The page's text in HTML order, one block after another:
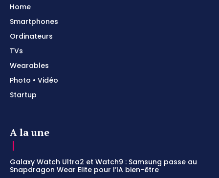
Home
Smartphones
Ordinateurs
TVs
Wearables
Photo • Vidéo
Startup
A la une
Galaxy Watch Ultra2 et Watch9 : Samsung passe au
Snapdragon Wear Elite pour l’IA bien-être